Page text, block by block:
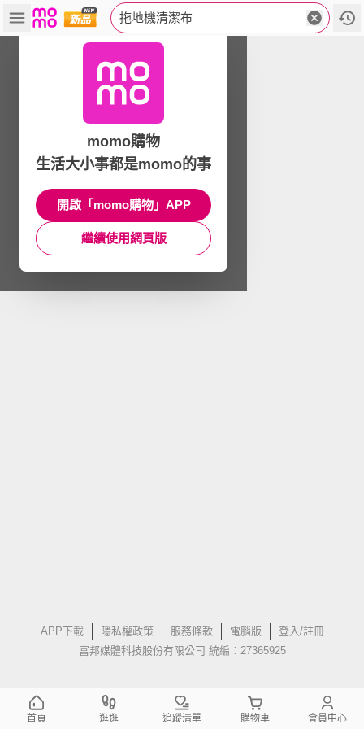
拖地機清潔布
APP下載 隱私權政策 服務條款 電腦版
登入/註冊
富邦媒體科技股份有限公司 統編：27365925
momo購物
生活大小事都是momo的事
開啟「momo購物」APP
繼續使用網頁版
首頁 逛逛 追蹤清單 購物車 會員中心